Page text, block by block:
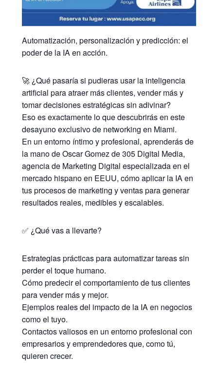
Automatización, personalización y predicción: el
poder de la IA en acción.
🚀 ¿Qué pasaría si pudieras usar la inteligencia
artificial para atraer más clientes, vender más y
tomar decisiones estratégicas sin adivinar?
Eso es exactamente lo que descubrirás en este
desayuno exclusivo de networking en Miami.
En un entorno íntimo y profesional, aprenderás de
la mano de Oscar Gomez de 305 Digital Media,
agencia de Marketing Digital especializada en el
mercado hispano en EEUU, cómo aplicar la IA en
tus procesos de marketing y ventas para generar
resultados reales, medibles y escalables.
✅ ¿Qué vas a llevarte?
Estrategias prácticas para automatizar tareas sin
perder el toque humano.
Cómo predecir el comportamiento de tus clientes
para vender más y mejor.
Ejemplos reales del impacto de la IA en negocios
como el tuyo.
Contactos valiosos en un entorno profesional con
empresarios y emprendedores que, como tú,
quieren crecer.